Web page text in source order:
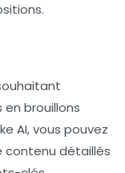
brouillons
AI, vous pouvez
contenu détaillés